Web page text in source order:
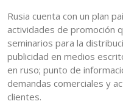
Rusia cuenta con un plan
actividades de promoción
seminarios para la
publicidad en medios
en ruso; punto de
demandas comerciales y
clientes.